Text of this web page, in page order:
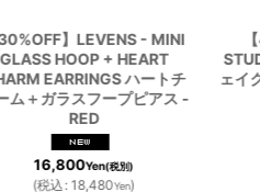
【50%OFF】［STAND
STUDIO］Becky Coat フェイ
シアリングコート -
Black/Grey
47,500
(税込
定価: 95,000